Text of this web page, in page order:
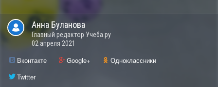
Анна Буланова
Главный редактор Учеба.ру
02 апреля 2021
Вконтакте Google+
Одноклассники
Twitter